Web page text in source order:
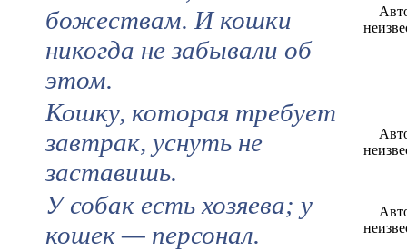
божествам. И кошки
никогда не забывали об
этом.
Кошку, которая требует
завтрак, уснуть не
заставишь.
У собак есть хозяева; у
кошек — персонал.